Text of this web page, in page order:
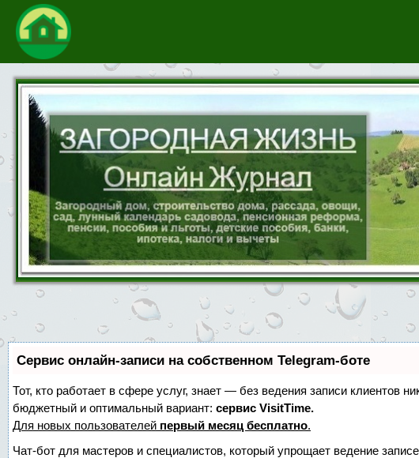
Сервис онлайн-записи на собственном Telegram-боте
Тот, кто работает в сфере услуг, знает — без ведения записи клиентов
бюджетный и оптимальный вариант: сервис VisitTime.
Для новых пользователей первый месяц бесплатно.
Чат-бот для мастеров и специалистов, который упрощает ведение